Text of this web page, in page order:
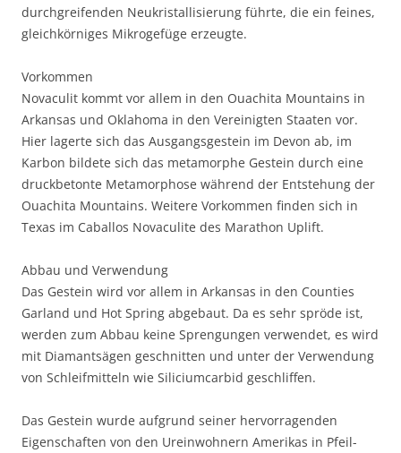
durchgreifenden Neukristallisierung führte, die ein feines,
gleichkörniges Mikrogefüge erzeugte.
Vorkommen
Novaculit kommt vor allem in den Ouachita Mountains in
Arkansas und Oklahoma in den Vereinigten Staaten vor.
Hier lagerte sich das Ausgangsgestein im Devon ab, im
Karbon bildete sich das metamorphe Gestein durch eine
druckbetonte Metamorphose während der Entstehung der
Ouachita Mountains. Weitere Vorkommen finden sich in
Texas im Caballos Novaculite des Marathon Uplift.
Abbau und Verwendung
Das Gestein wird vor allem in Arkansas in den Counties
Garland und Hot Spring abgebaut. Da es sehr spröde ist,
werden zum Abbau keine Sprengungen verwendet, es wird
mit Diamantsägen geschnitten und unter der Verwendung
von Schleifmitteln wie Siliciumcarbid geschliffen.
Das Gestein wurde aufgrund seiner hervorragenden
Eigenschaften von den Ureinwohnern Amerikas in Pfeil-